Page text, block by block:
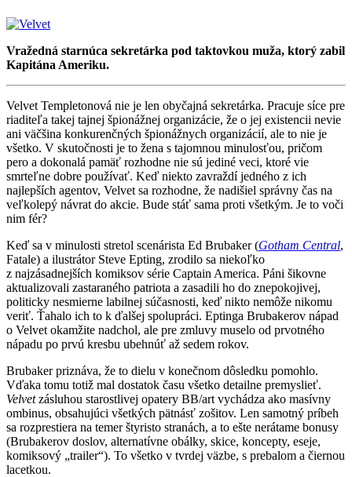
Vražedná starnúca sekretárka pod taktovkou muža, ktorý zabil
Kapitána Ameriku.
Velvet Templetonová nie je len obyčajná sekretárka. Pracuje síce pre
riaditeľa takej tajnej špionážnej organizácie, že o jej existencii nevie
ani väčšina konkurenčných špionážnych organizácií, ale to nie je
všetko. V skutočnosti je to žena s tajomnou minulosťou, pričom
pero a dokonalá pamäť rozhodne nie sú jediné veci, ktoré vie
smrteľne dobre používať. Keď niekto zavraždí jedného z ich
najlepších agentov, Velvet sa rozhodne, že nadišiel správny čas na
veľkolepý návrat do akcie. Bude stáť sama proti všetkým. Je to voči
nim fér?
Keď sa v minulosti stretol scenárista Ed Brubaker (Gotham Central,
Fatale) a ilustrátor Steve Epting, zrodilo sa niekoľko
z najzásadnejších komiksov série Captain America. Páni šikovne
aktualizovali zastaraného patriota a zasadili ho do znepokojivej,
politicky nesmierne labilnej súčasnosti, keď nikto nemôže nikomu
veriť. Ťahalo ich to k ďalšej spolupráci. Eptinga Brubakerov nápad
o Velvet okamžite nadchol, ale pre zmluvy muselo od prvotného
nápadu po prvú kresbu ubehnúť až sedem rokov.
Brubaker priznáva, že to dielu v konečnom dôsledku pomohlo.
Vďaka tomu totiž mal dostatok času všetko detailne premyslieť.
Velvetzásluhou starostlivej opatery BB/art vychádza ako masívny
ombinus, obsahujúci všetkých pätnásť zošitov. Len samotný príbeh
sa rozprestiera na temer štyristo stranách, a to ešte nerátame bonusy
(Brubakerov doslov, alternatívne obálky, skice, koncepty, eseje,
komiksový „trailer“). To všetko v tvrdej väzbe, s prebalom a čiernou
lacetkou.